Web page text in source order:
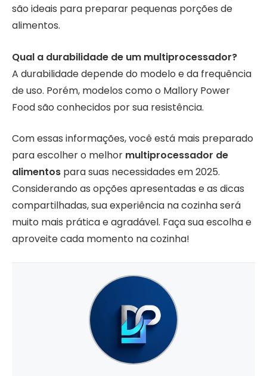
são ideais para preparar pequenas porções de
alimentos.
Qual a durabilidade de um multiprocessador?
A durabilidade depende do modelo e da frequência
de uso. Porém, modelos como o Mallory Power
Food são conhecidos por sua resistência.
Com essas informações, você está mais preparado
para escolher o melhor multiprocessador de
alimentos para suas necessidades em 2025.
Considerando as opções apresentadas e as dicas
compartilhadas, sua experiência na cozinha será
muito mais prática e agradável. Faça sua escolha e
aproveite cada momento na cozinha!